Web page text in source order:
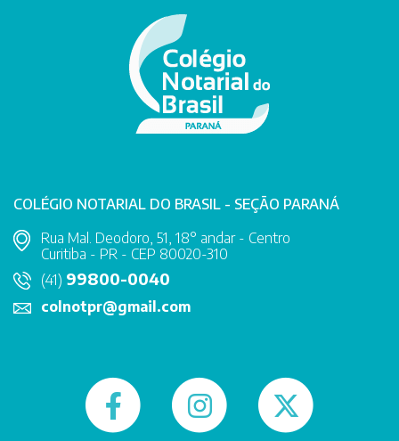
COLÉGIO NOTARIAL DO BRASIL - SEÇÃO PARANÁ
Rua Mal. Deodoro, 51, 18° andar - Centro
Curitiba - PR - CEP 80020-310
(41) 99800-0040
colnotpr@gmail.com